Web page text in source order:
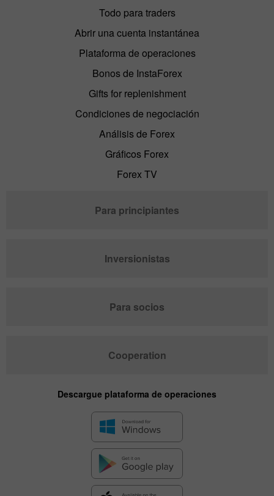
Todo para traders
Abrir una cuenta instantánea
Plataforma de operaciones
Bonos de InstaForex
Gifts for replenishment
Condiciones de negociación
Análisis de Forex
Gráficos Forex
Forex TV
Para principiantes
Inversionistas
Para socios
Cooperation
Descargue plataforma de operaciones